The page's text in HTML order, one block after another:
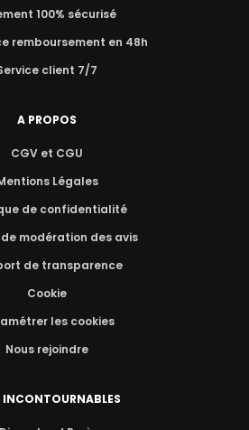
100% sécurisé
remboursement en 48h
client 7/7
A PROPOS
CGV et CGU
Légales
de confidentialité
modération des avis
de transparence
Cookie
les cookies
Nous rejoindre
INCONTOURNABLES